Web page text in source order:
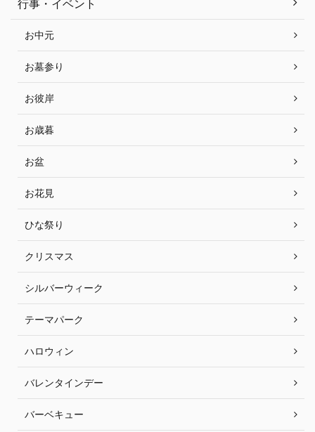
行事・イベント
お中元
お墓参り
お彼岸
お歳暮
お盆
お花見
ひな祭り
クリスマス
シルバーウィーク
テーマパーク
ハロウィン
バレンタインデー
バーベキュー